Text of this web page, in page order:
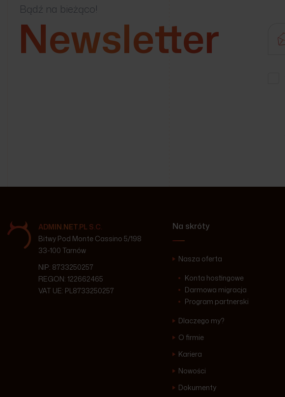
Bądź na bieżąco!
Newsletter
ADMIN.NET.PL S.C.
Bitwy Pod Monte Cassino 5/198
33-100 Tarnów
NIP: 8733250257
REGON: 122662465
VAT UE: PL8733250257
Na skróty
Nasza oferta
Konta hostingowe
Darmowa migracja
Program partnerski
Dlaczego my?
O firmie
Kariera
Nowości
Dokumenty